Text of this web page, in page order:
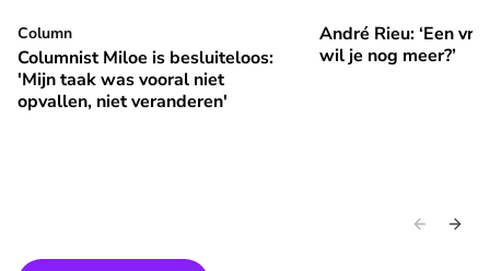
Columnist Miloe is besluiteloos: 'Mijn taak was vooral niet
⭐ Premium
Column
Columnist Miloe is besluiteloos:
'Mijn taak was vooral niet
opvallen, niet veranderen'
André Rieu: ‘Een
⭐Premium
André Rieu: ‘Een
wil je nog meer?’